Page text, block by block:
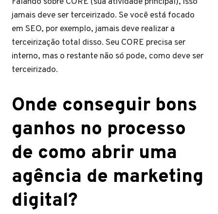
jamais deve ser terceirizado. Se você está focado
em SEO, por exemplo, jamais deve realizar a
terceirização total disso. Seu CORE precisa ser
interno, mas o restante não só pode, como deve ser
terceirizado.
Onde conseguir bons
ganhos no processo
de como abrir uma
agência de marketing
digital?